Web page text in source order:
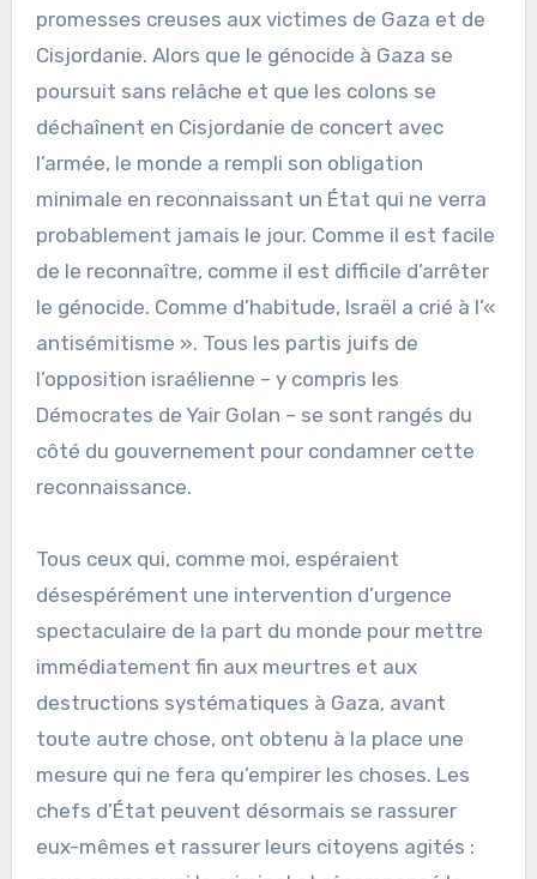
promesses creuses aux victimes de Gaza et de
Cisjordanie. Alors que le génocide à Gaza se
poursuit sans relâche et que les colons se
déchaînent en Cisjordanie de concert avec
l’armée, le monde a rempli son obligation
minimale en reconnaissant un État qui ne verra
probablement jamais le jour. Comme il est facile
de le reconnaître, comme il est difficile d’arrêter
le génocide. Comme d’habitude, Israël a crié à l’«
antisémitisme ». Tous les partis juifs de
l’opposition israélienne – y compris les
Démocrates de Yair Golan – se sont rangés du
côté du gouvernement pour condamner cette
reconnaissance.
Tous ceux qui, comme moi, espéraient
désespérément une intervention d’urgence
spectaculaire de la part du monde pour mettre
immédiatement fin aux meurtres et aux
destructions systématiques à Gaza, avant
toute autre chose, ont obtenu à la place une
mesure qui ne fera qu’empirer les choses. Les
chefs d’État peuvent désormais se rassurer
eux-mêmes et rassurer leurs citoyens agités :